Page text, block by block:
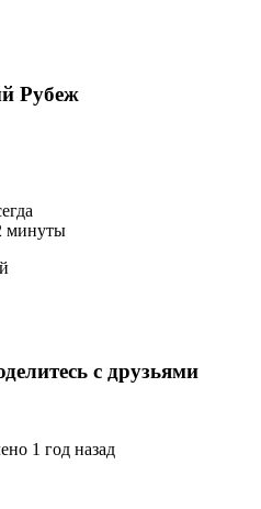
Рубеж
минуты
с друзьями
1 год назад